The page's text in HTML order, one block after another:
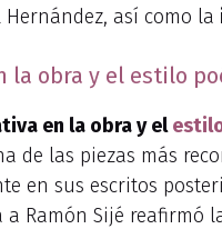
así como la
la obra y el estilo
en la obra y el
las piezas más
en sus escritos
Ramón Sijé